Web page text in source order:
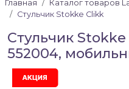
Главная Каталог товаров
Стульчик Stokke Clikk
Стульчик
552004,